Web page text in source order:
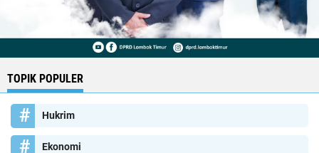
TOPIK POPULER
Hukrim
Ekonomi